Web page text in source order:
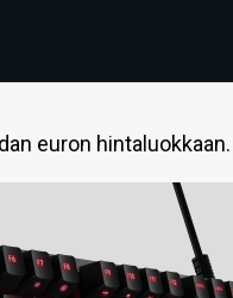
euron hintaluokkaan.